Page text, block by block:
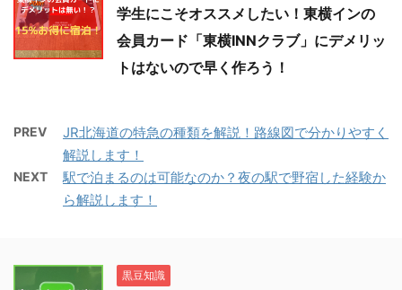
学生にこそオススメしたい！東横インの
会員カード「東横INNクラブ」にデメリッ
トはないので早く作ろう！
PREV
JR北海道の特急の種類を解説！路線図で分かりやすく
解説します！
NEXT
駅で泊まるのは可能なのか？夜の駅で野宿した経験か
ら解説します！
黒豆知識